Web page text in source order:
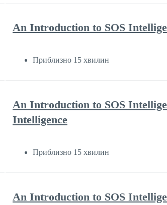
An Introduction to SOS
Приблизно 15 хвилин
An Introduction to SOS
Intelligence
Приблизно 15 хвилин
An Introduction to SOS